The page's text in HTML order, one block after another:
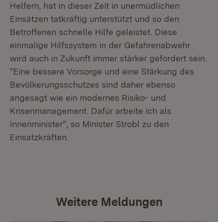
Helfern, hat in dieser Zeit in unermüdlichen
Einsätzen tatkräftig unterstützt und so den
Betroffenen schnelle Hilfe geleistet. Diese
einmalige Hilfssystem in der Gefahrenabwehr
wird auch in Zukunft immer stärker gefordert sein.
"Eine bessere Vorsorge und eine Stärkung des
Bevölkerungsschutzes sind daher ebenso
angesagt wie ein modernes Risiko- und
Krisenmanagement. Dafür arbeite ich als
Innenminister", so Minister Strobl zu den
Einsatzkräften.
Weitere Meldungen